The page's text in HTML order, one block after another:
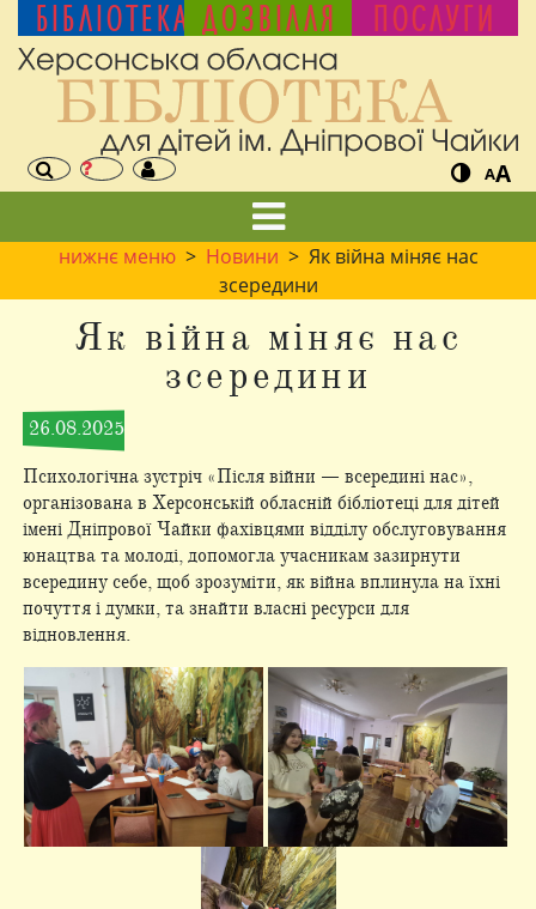
БІБЛІОТЕКА ДОЗВІЛЛЯ ПОСЛУГИ
AA
нижнє меню> Новини > Як війна міняє нас
зсередини
Як війна міняє нас
зсередини
26.08.2025
Психологічна зустріч «Після війни — всередині нас»,
організована в Херсонській обласній бібліотеці для дітей
імені Дніпрової Чайки фахівцями відділу обслуговування
юнацтва та молоді, допомогла учасникам зазирнути
всередину себе, щоб зрозуміти, як війна вплинула на їхні
почуття і думки, та знайти власні ресурси для
відновлення.